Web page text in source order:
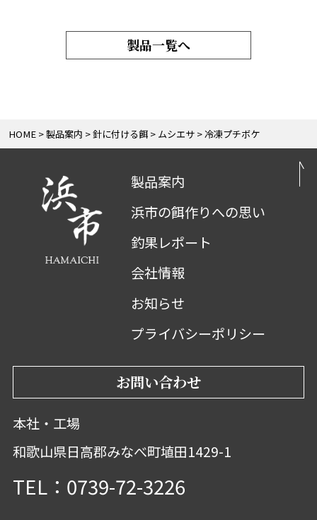
HOME 製品案内 針に付ける餌 ムシエサ 冷凍プチボケ
製品一覧へ
製品案内
浜市の餌作りへの思い
釣果レポート
会社情報
お知らせ
プライバシーポリシー
お問い合わせ
本社・工場
和歌山県日高郡みなべ町埴田1429-1
TEL：0739-72-3226